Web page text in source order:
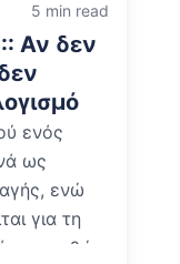
5 min read
Αν δεν
ενός
ως
ενώ
για τη
της καθώς